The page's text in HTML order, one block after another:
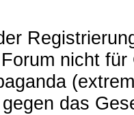
nicht
das